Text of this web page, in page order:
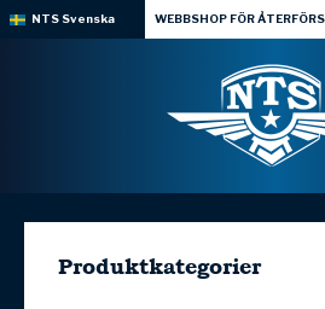
NTS Svenska WEBBSHOP FÖR
Produktkategorier